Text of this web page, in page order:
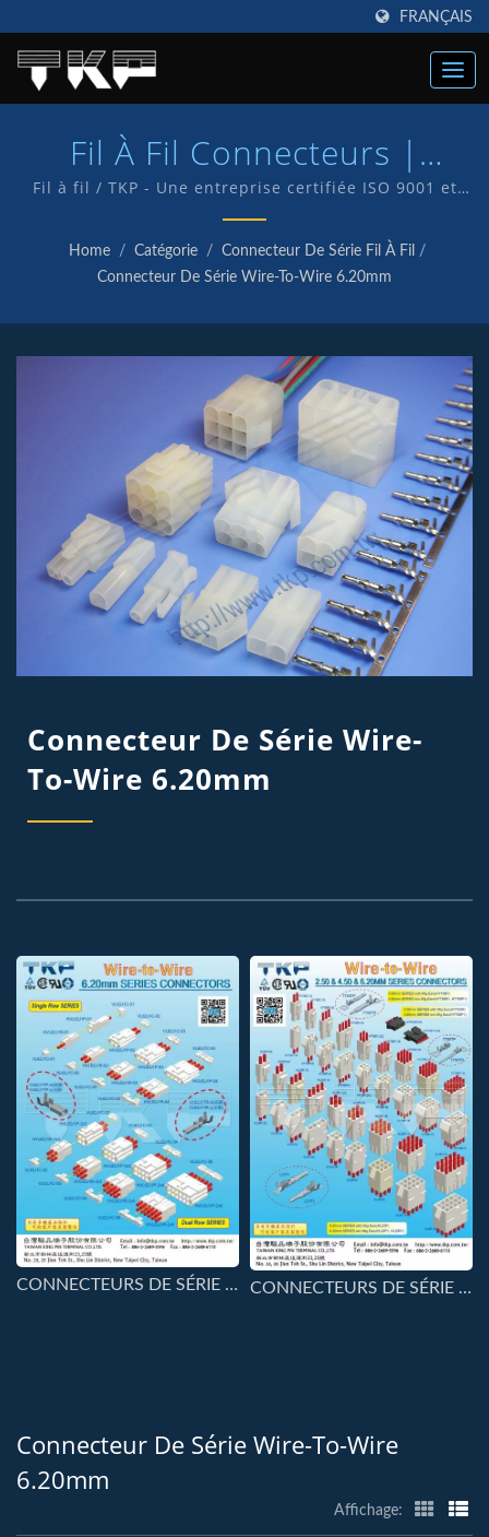
FRANÇAIS
Fil À Fil Connecteurs |
Fabricant De Connecteurs
Informatiques Haute
Intensité | TKP
Fil à fil / TKP - Une entreprise certifiée ISO 9001 et
IATF16949, ce qui témoigne de notre engagement à
fournir à nos clients un service et des produits de
qualité. Nous disposons d'un service de R&D interne
TKP.
Home / Catégorie / Connecteur De Série Fil À Fil /
Connecteur De Série Wire-To-Wire 6.20mm
Connecteur De Série Wire-
To-Wire 6.20mm
CONNECTEURS DE SÉRIE 6.20MM-VL62J1 CONNECTEURS DE SÉRIE 2.50 ET 4.50 ET 6.20mm
Connecteur De Série Wire-To-Wire
6.20mm
Affichage: